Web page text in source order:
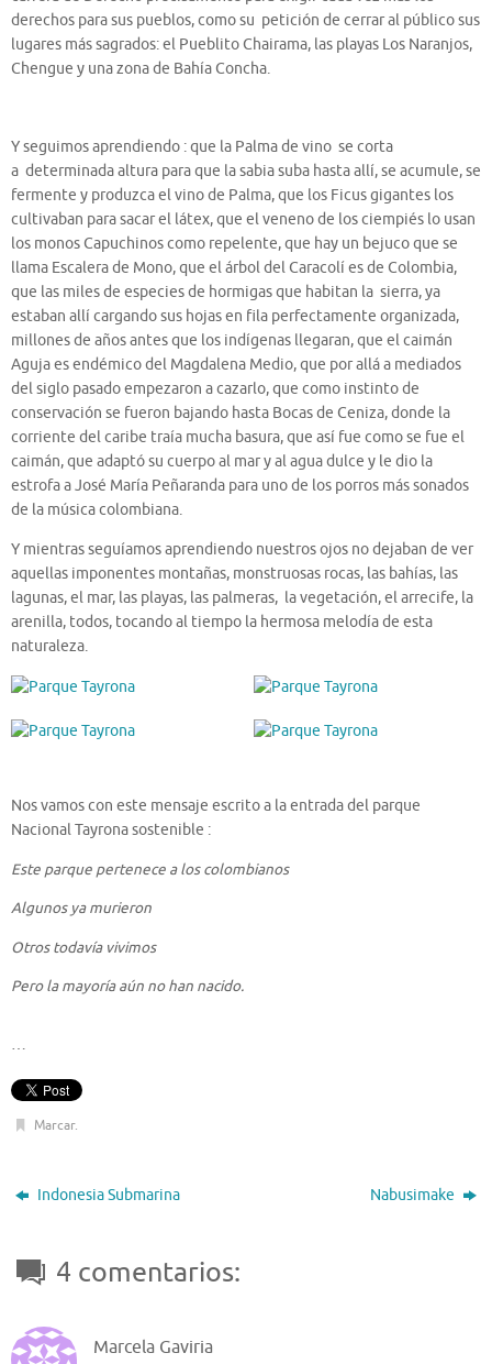
derechos para sus pueblos, como su petición de cerrar al público sus
lugares más sagrados: el Pueblito Chairama, las playas Los Naranjos,
Chengue y una zona de Bahía Concha.
Y seguimos aprendiendo : que la Palma de vino se corta
a determinada altura para que la sabia suba hasta allí, se acumule, se
fermente y produzca el vino de Palma, que los Ficus gigantes los
cultivaban para sacar el látex, que el veneno de los ciempiés lo usan
los monos Capuchinos como repelente, que hay un bejuco que se
llama Escalera de Mono, que el árbol del Caracolí es de Colombia,
que las miles de especies de hormigas que habitan la sierra, ya
estaban allí cargando sus hojas en fila perfectamente organizada,
millones de años antes que los indígenas llegaran, que el caimán
Aguja es endémico del Magdalena Medio, que por allá a mediados
del siglo pasado empezaron a cazarlo, que como instinto de
conservación se fueron bajando hasta Bocas de Ceniza, donde la
corriente del caribe traía mucha basura, que así fue como se fue el
caimán, que adaptó su cuerpo al mar y al agua dulce y le dio la
estrofa a José María Peñaranda para uno de los porros más sonados
de la música colombiana.
Y mientras seguíamos aprendiendo nuestros ojos no dejaban de ver
aquellas imponentes montañas, monstruosas rocas, las bahías, las
lagunas, el mar, las playas, las palmeras, la vegetación, el arrecife, la
arenilla, todos, tocando al tiempo la hermosa melodía de esta
naturaleza.
Nos vamos con este mensaje escrito a la entrada del parque
Nacional Tayrona sostenible :
Este parque pertenece a los colombianos
Algunos ya murieron
Otros todavía vivimos
Pero la mayoría aún no han nacido.
…
Marcar.
Indonesia Submarina Nabusimake
4 comentarios:
Marcela Gaviria